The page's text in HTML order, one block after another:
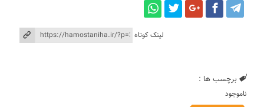
لینک کوتاه
برچسب ها :
ناموجود